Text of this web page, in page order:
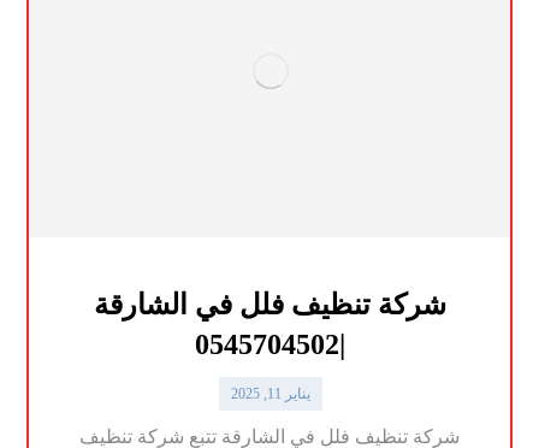
شركة تنظيف فلل في الشارقة
|0545704502
يناير 11, 2025
شركة تنظيف فلل في الشارقة تتبع شركة تنظيف